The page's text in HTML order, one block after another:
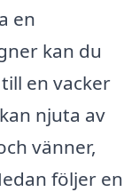
en
kan du
en vacker
njuta av
vänner,
följer en